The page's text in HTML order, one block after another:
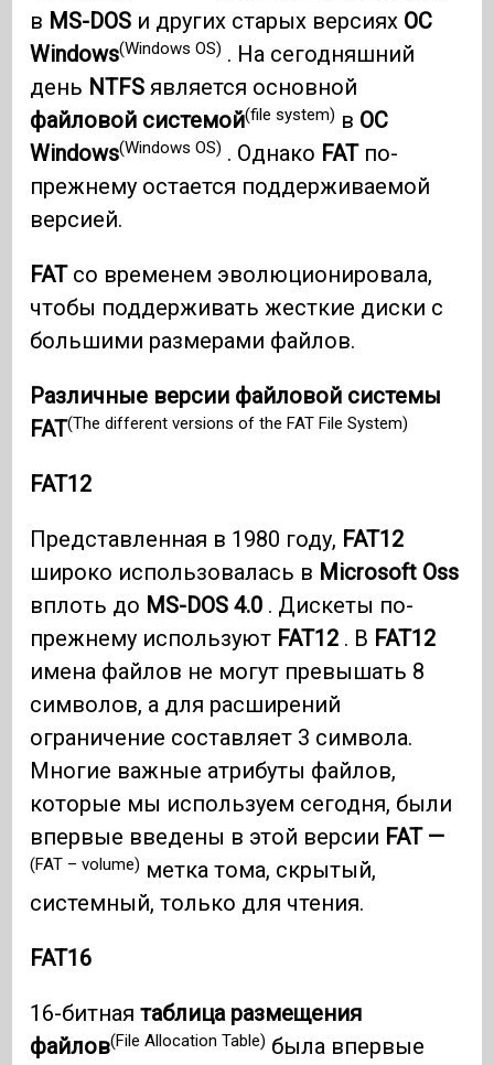
в MS-DOS и других старых версиях ОС
Windows(Windows OS) . На сегодняшний
день NTFS является основной
файловой системой(file system) в ОС
Windows(Windows OS) . Однако FATпо-
прежнему остается поддерживаемой
версией.
FATсо временем эволюционировала,
чтобы поддерживать жесткие диски с
большими размерами файлов.
Различные версии файловой системы
FAT(The different versions of the FAT File System)
FAT12
Представленная в 1980 году, FAT12
широко использовалась в Microsoft Oss
вплоть до MS-DOS 4.0 . Дискеты по-
прежнему используют FAT12 . В FAT12
имена файлов не могут превышать 8
символов, а для расширений
ограничение составляет 3 символа.
Многие важные атрибуты файлов,
которые мы используем сегодня, были
впервые введены в этой версии FAT —
(FAT – volume) метка тома, скрытый,
системный, только для чтения.
FAT16
16-битнаятаблица размещения
файлов(File Allocation Table) была впервые